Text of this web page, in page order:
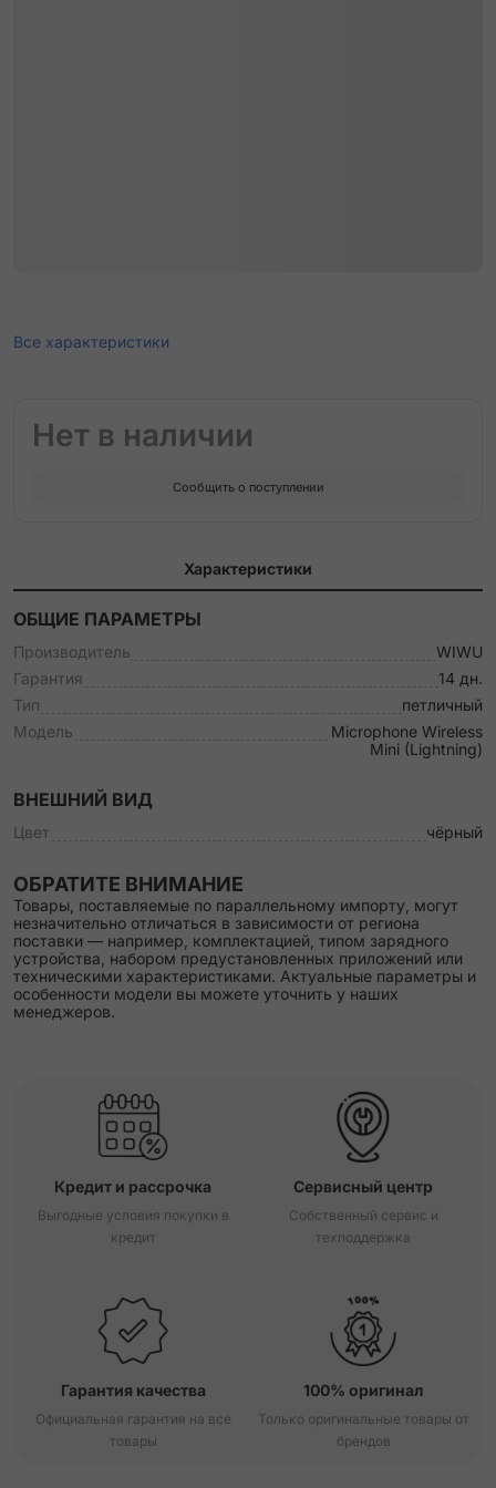
Все характеристики
Нет в наличии
Сообщить о поступлении
Характеристики
ОБЩИЕ ПАРАМЕТРЫ
Производитель
WIWU
Гарантия
14 дн.
Тип
петличный
Модель
Microphone Wireless
Mini (Lightning)
ВНЕШНИЙ ВИД
Цвет чёрный
ОБРАТИТЕ ВНИМАНИЕ
Товары, поставляемые по параллельному импорту, могут
незначительно отличаться в зависимости от региона
поставки — например, комплектацией, типом зарядного
устройства, набором предустановленных приложений или
техническими характеристиками. Актуальные параметры и
особенности модели вы можете уточнить у наших
менеджеров.
Кредит и рассрочка
Выгодные условия покупки в
кредит
Сервисный центр
Собственный сервис и
техподдержка
Гарантия качества
Официальная гарантия на все
товары
100% оригинал
Только оригинальные товары от
брендов